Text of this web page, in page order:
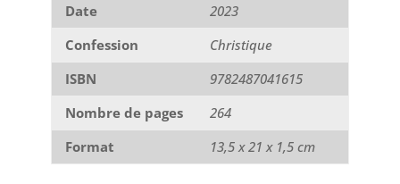
Date
2023
Confession
Christique
ISBN
9782487041615
Nombre de pages
264
Format
13,5 x 21 x 1,5 cm